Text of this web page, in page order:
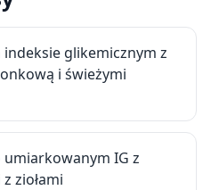
indeksie glikemicznym z
i świeżymi
IG z
ziołami